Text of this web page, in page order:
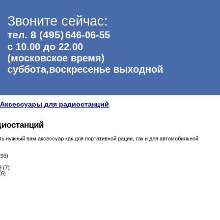
Звоните сейчас:
тел. 8 (495)646-06-55
с 10.00 до 22.00
(московское время)
суббота,воскресенье выходной
Аксессуары для радиостанций
нужный вам аксессуар как для портативной рации, так и для автомобильной
(7)